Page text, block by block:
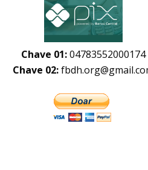
Chave 01:04783552000174
Chave 02: